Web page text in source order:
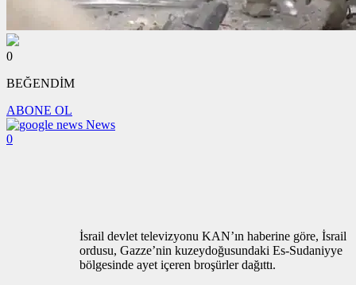
0
BEĞENDİM
ABONE OL
News
0
İsrail devlet televizyonu KAN’ın haberine göre, İsrail
ordusu, Gazze’nin kuzeydoğusundaki Es-Sudaniyye
bölgesinde ayet içeren broşürler dağıttı.